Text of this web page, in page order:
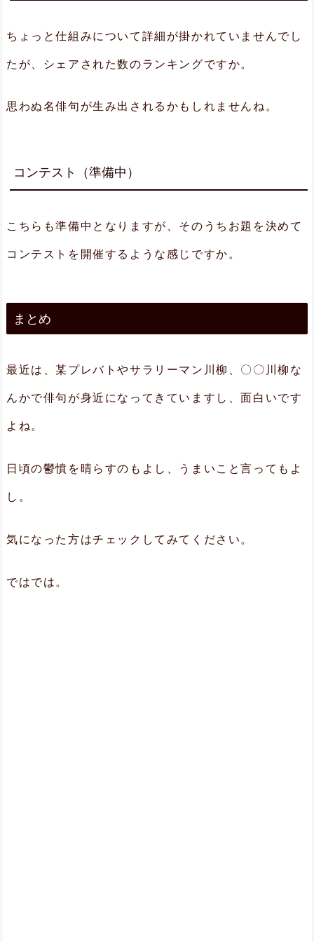
ちょっと仕組みについて詳細が掛かれていませんでし
たが、シェアされた数のランキングですか。
思わぬ名俳句が生み出されるかもしれませんね。
コンテスト（準備中）
こちらも準備中となりますが、そのうちお題を決めて
コンテストを開催するような感じですか。
まとめ
最近は、某プレバトやサラリーマン川柳、〇〇川柳な
んかで俳句が身近になってきていますし、面白いです
よね。
日頃の鬱憤を晴らすのもよし、うまいこと言ってもよ
し。
気になった方はチェックしてみてください。
ではでは。